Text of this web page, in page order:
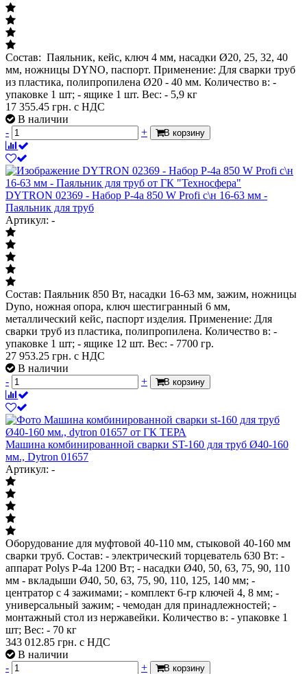
Состав: Паяльник, кейс, ключ 4 мм, насадки Ø20, 25, 32, 40
мм, ножницы DYNO, паспорт. Применение: Для сварки труб
из пластика, полипропилена Ø20 - 40 мм. Количество в: -
упаковке 1 шт; - ящике 1 шт. Вес: - 5,9 кг
17 355.45 грн. с НДС
В наличии
-
+ В корзину
DYTRON 02369 - Набор P-4а 850 W Profi с\н 16-63 мм -
Паяльник для труб
Артикул: -
Состав: Паяльник 850 Вт, насадки 16-63 мм, зажим, ножницы
Dyno, ножная опора, ключ шестигранный 6 мм,
металлический кейс, паспорт изделия. Применение: Для
сварки труб из пластика, полипропилена. Количество в: -
упаковке 1 шт; - ящике 12 шт. Вес: - 7700 гр.
27 953.25 грн. с НДС
В наличии
-
+ В корзину
Машина комбинированной сварки ST-160 для труб Ø40-160
мм., Dytron 01657
Артикул: -
Оборудование для муфтовой 40-110 мм, стыковой 40-160 мм
сварки труб. Состав: - электрический торцеватель 630 Вт: -
аппарат Polys P-4a 1200 Вт; - насадки Ø40, 50, 63, 75, 90, 110
мм - вкладыши Ø40, 50, 63, 75, 90, 110, 125, 140 мм; -
центратор с 4 зажимами; - комплект 6-гр ключей 4, 8 мм; -
универсальный зажим; - чемодан для принадлежностей; -
монтажный стол из нержавейки. Количество в: - упаковке 1
шт; Вес: - 70 кг
343 012.85 грн. с НДС
В наличии
-
+ В корзину